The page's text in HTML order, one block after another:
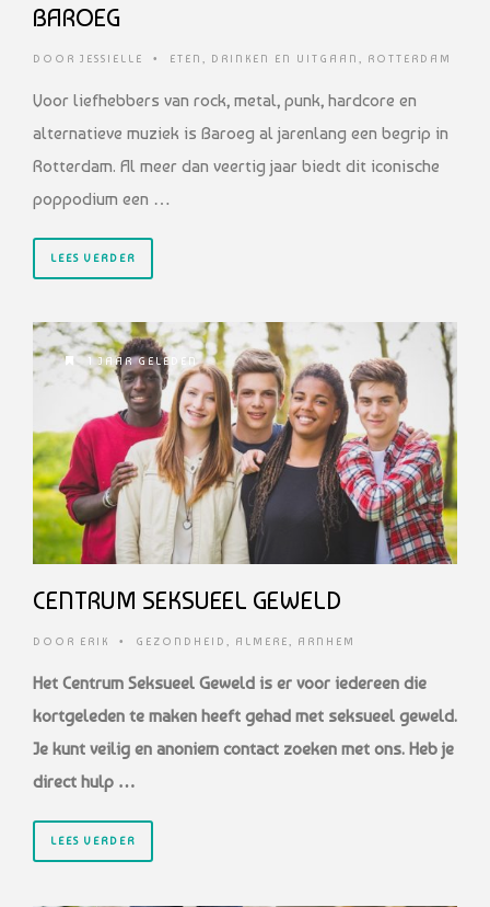
BAROEG
DOOR JESSIELLE • ETEN, DRINKEN EN UITGAAN ROTTERDAM
Voor liefhebbers van rock, metal, punk, hardcore en
alternatieve muziek is Baroeg al jarenlang een begrip in
Rotterdam. Al meer dan veertig jaar biedt dit iconische
poppodium een …
LEES VERDER
1 JAAR GELEDEN
CENTRUM SEKSUEEL GEWELD
DOOR ERIK • GEZONDHEID , ALMERE, ARNHEM
Het Centrum Seksueel Geweld is er voor iedereen die
kortgeleden te maken heeft gehad met seksueel geweld.
Je kunt veilig en anoniem contact zoeken met ons. Heb je
direct hulp …
LEES VERDER